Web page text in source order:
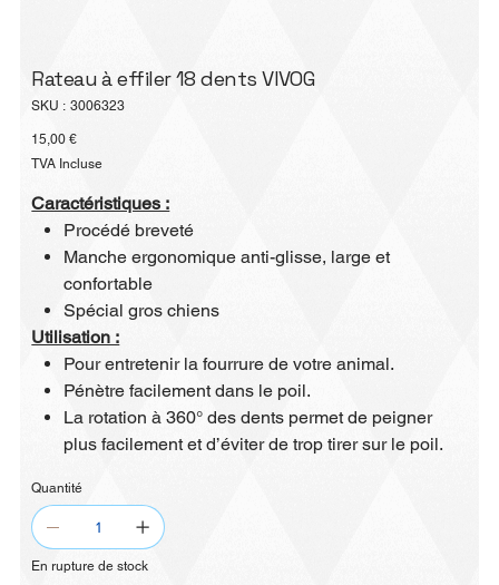
Rateau à effiler 18 dents VIVOG
SKU : SKU
3006323
Prix
15,00 €
TVA Incluse
Caractéristiques :
Procédé breveté
Manche ergonomique anti-glisse, large et
confortable
Spécial gros chiens
Utilisation :
Pour entretenir la fourrure de votre animal.
Pénètre facilement dans le poil.
La rotation à 360° des dents permet de peigner
plus facilement et d’éviter de trop tirer sur le poil.
Quantité
En rupture de stock